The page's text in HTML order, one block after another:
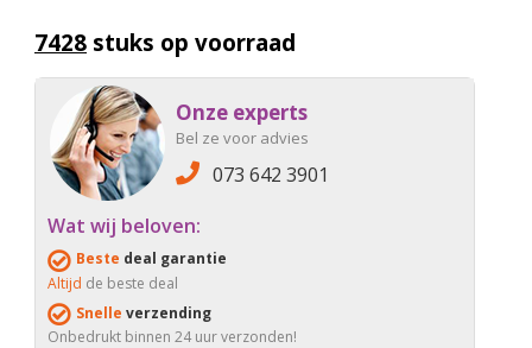
7428 stuks op voorraad
Onze experts
Bel ze voor advies
073 642 3901
Wat wij beloven:
Beste deal garantie
Altijd de beste deal
Snelle verzending
Onbedrukt binnen 24 uur verzonden!